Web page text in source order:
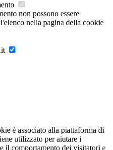
non possono essere
nella pagina della cookie
è associato alla piattaforma di
utilizzato per aiutare i
il comportamento dei visitatori e